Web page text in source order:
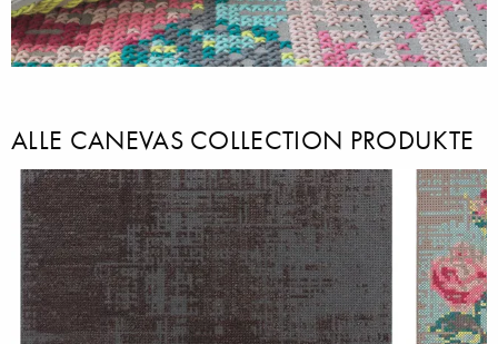
ALLE CANEVAS COLLECTION PRODUKTE